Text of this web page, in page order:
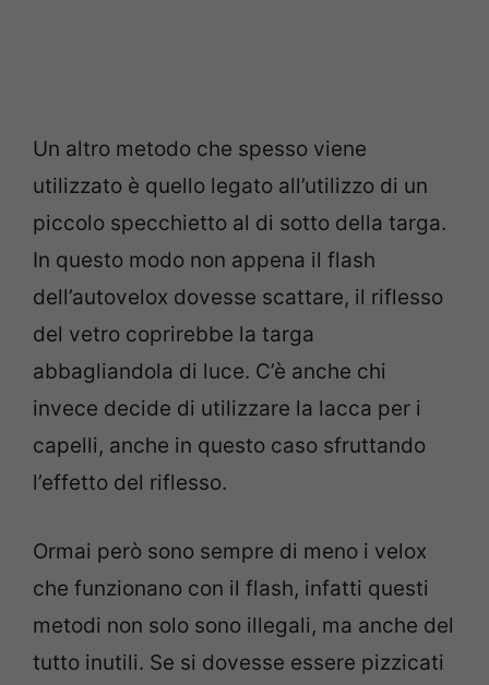
Un altro metodo che spesso viene
utilizzato è quello legato all’utilizzo di un
piccolo specchietto al di sotto della targa.
In questo modo non appena il flash
dell’autovelox dovesse scattare, il riflesso
del vetro coprirebbe la targa
abbagliandola di luce. C’è anche chi
invece decide di utilizzare la lacca per i
capelli, anche in questo caso sfruttando
l’effetto del riflesso.
Ormai però sono sempre di meno i velox
che funzionano con il flash, infatti questi
metodi non solo sono illegali, ma anche del
tutto inutili. Se si dovesse essere pizzicati